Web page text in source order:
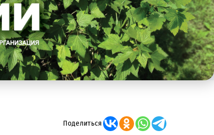
Поделиться